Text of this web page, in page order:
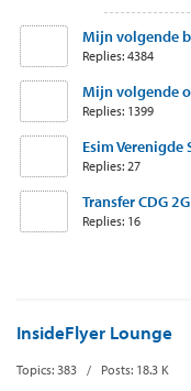
Mijn volgende
Replies: 4384
Mijn volgende
Replies: 1399
Esim Verenigde
Replies: 27
Transfer CDG
Replies: 16
InsideFlyer Lounge
Topics: 383 / Posts: 18.3 K